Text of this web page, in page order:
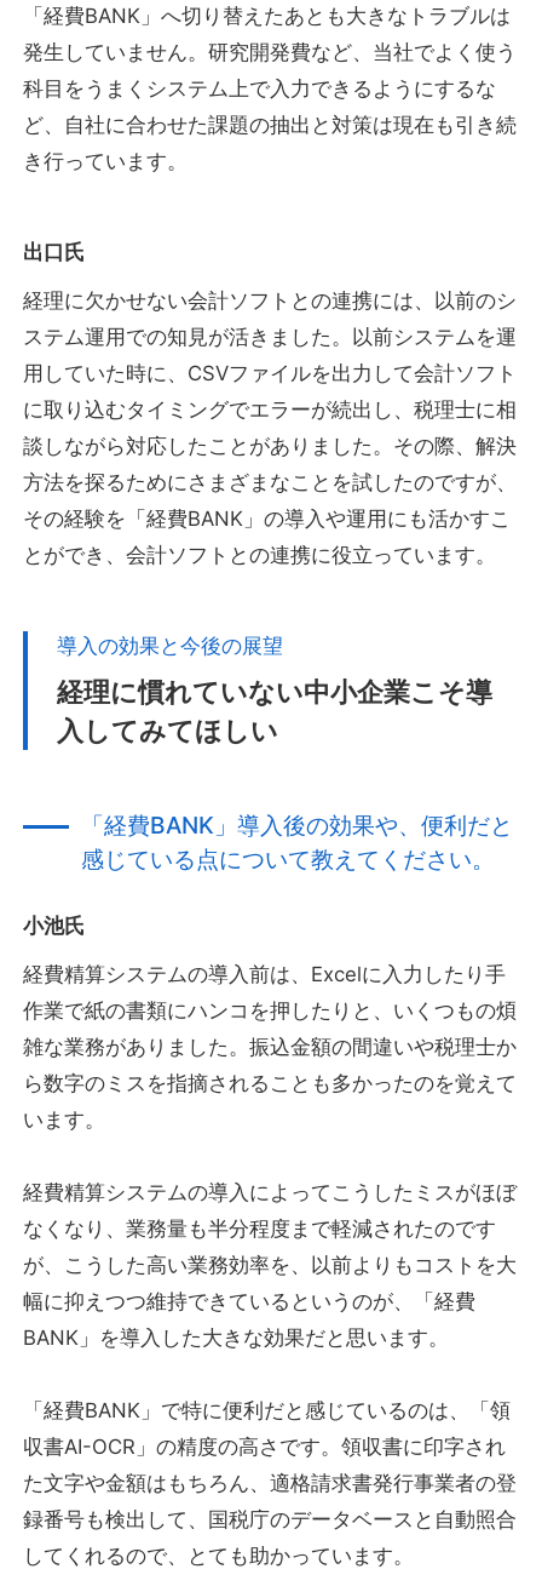
「経費BANK」へ切り替えたあとも大きなトラブルは
発生していません。研究開発費など、当社でよく使う
科目をうまくシステム上で入力できるようにするな
ど、自社に合わせた課題の抽出と対策は現在も引き続
き行っています。
出口氏
経理に欠かせない会計ソフトとの連携には、以前のシ
ステム運用での知見が活きました。以前システムを運
用していた時に、CSVファイルを出力して会計ソフト
に取り込むタイミングでエラーが続出し、税理士に相
談しながら対応したことがありました。その際、解決
方法を探るためにさまざまなことを試したのですが、
その経験を「経費BANK」の導入や運用にも活かすこ
とができ、会計ソフトとの連携に役立っています。
導入の効果と今後の展望
経理に慣れていない中小企業こそ導
入してみてほしい
「経費BANK」導入後の効果や、便利だと
感じている点について教えてください。
小池氏
経費精算システムの導入前は、Excelに入力したり手
作業で紙の書類にハンコを押したりと、いくつもの煩
雑な業務がありました。振込金額の間違いや税理士か
ら数字のミスを指摘されることも多かったのを覚えて
います。
経費精算システムの導入によってこうしたミスがほぼ
なくなり、業務量も半分程度まで軽減されたのです
が、こうした高い業務効率を、以前よりもコストを大
幅に抑えつつ維持できているというのが、「経費
BANK」を導入した大きな効果だと思います。
「経費BANK」で特に便利だと感じているのは、「領
収書AI-OCR」の精度の高さです。領収書に印字され
た文字や金額はもちろん、適格請求書発行事業者の登
録番号も検出して、国税庁のデータベースと自動照合
してくれるので、とても助かっています。